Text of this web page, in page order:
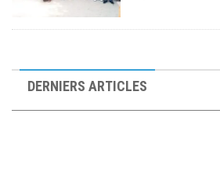
DERNIERS ARTICLES
19 septembre 2025